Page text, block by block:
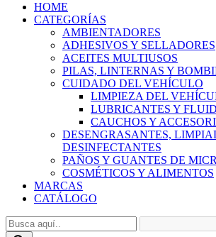
HOME
CATEGORÍAS
AMBIENTADORES
ADHESIVOS Y SELLADORES
ACEITES MULTIUSOS
PILAS, LINTERNAS Y
CUIDADO DEL VEHÍCULO
LIMPIEZA DEL
LUBRICANTES Y
CAUCHOS Y
DESENGRASANTES,
DESINFECTANTES
PAÑOS Y GUANTES DE
COSMÉTICOS Y ALIMENTOS
MARCAS
CATÁLOGO